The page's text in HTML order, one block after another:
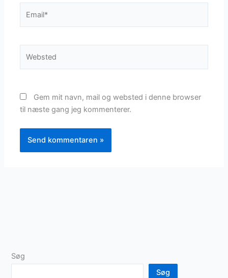
Gem mit navn, mail og websted i denne browser
til næste gang jeg kommenterer.
Søg
Søg